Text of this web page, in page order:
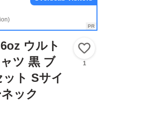
ウルト
ツ 黒 ブ
ト Sサイ
ック
1